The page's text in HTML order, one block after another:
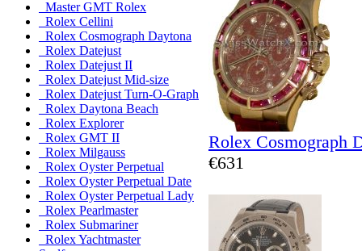
Master GMT Rolex
Rolex Cellini
Rolex Cosmograph Daytona
Rolex Datejust
Rolex Datejust II
Rolex Datejust Mid-size
Rolex Datejust Turn-O-Graph
Rolex Daytona Beach
Rolex Explorer
Rolex GMT II
Rolex Milgauss
Rolex Oyster Perpetual
Rolex Oyster Perpetual Date
Rolex Oyster Perpetual Lady
Rolex Pearlmaster
Rolex Submariner
Rolex Yachtmaster
Rolex Cosmograph
€631